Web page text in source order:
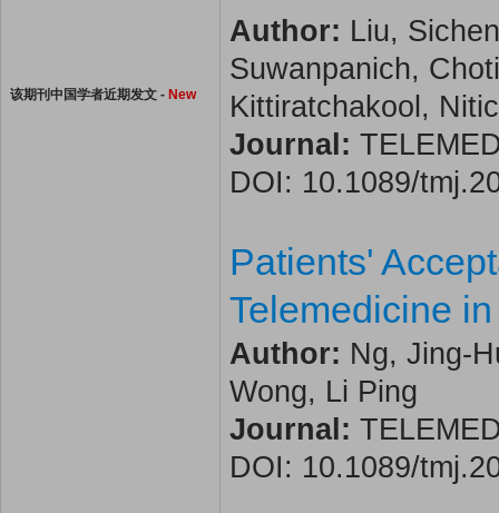
该期刊中国学者近期发文 - New
Author: Liu,
Suwanpanich,
Kittiratchakool,
Journal:
DOI: 10.1089/
Patients'
Telemedicine
Author: Ng, Jing-
Wong, Li Ping
Journal:
DOI: 10.1089/